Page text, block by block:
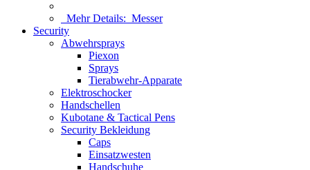
Mehr Details: Messer
Security
Abwehrsprays
Piexon
Sprays
Tierabwehr-Apparate
Elektroschocker
Handschellen
Kubotane & Tactical Pens
Security Bekleidung
Caps
Einsatzwesten
Handschuhe